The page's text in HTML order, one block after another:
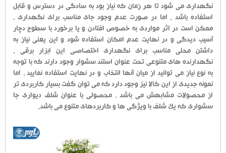
نگهداری می شود تا هر زمان که نیاز بود به سادگی در دسترس و قابل
استفاده باشد . اما در صورت عدم وجود جای مناسب برای نگهداری ،
ممکن است در اثر مواردی به خصوص افتادن و یا برخورد با سطوح دچار
آسیب دیدگی و در نهایت عدم امکان استفاده شود و این یعنی نیاز به
داشتن محلی مناسب برای نگهداری اختصاصی این ابزار برقی .
نگهدارنده های متنوعی تحت عنوان استند سشوار وجود دارند که با توجه
به نوع نیاز می توانید از میان آنها انتخاب و در نهایت استفاده نمایید ، اما
نمونه جدیدی از این کالا نیز وجود دارد که می توان گفت بسیار کاربردی تر
از محصولات مشابهش می باشد ، محصولی با عنوان شلف دیواری جا
سشواری که یک شلف با ویژگی ها و کاربردهای متنوع می باشد.